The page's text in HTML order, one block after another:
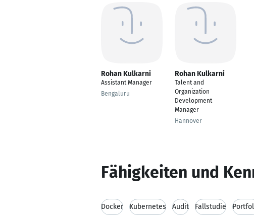
Rohan Kulkarni
Assistant Manager
Bengaluru
Rohan Kulkarni
Talent and
Organization
Development
Manager
Hannover
Fähigkeiten und
Docker Kubernetes Audit Fallstudie